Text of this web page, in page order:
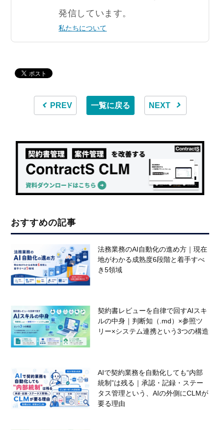
発信しています。
私たちについて
PREV 一覧に戻る NEXT
おすすめの記事
法務業務のAI自動化の進め方｜現在
地がわかる成熟度6段階と着手すべ
き5領域
契約書レビューを自律で回すAIスキ
ルの中身｜判断知（.md）×参照ツ
リー×システム連携という3つの構造
AIで契約業務を自動化しても“内部
統制”は残る｜承認・記録・ステー
タス管理という、AIの外側にCLMが
要る理由